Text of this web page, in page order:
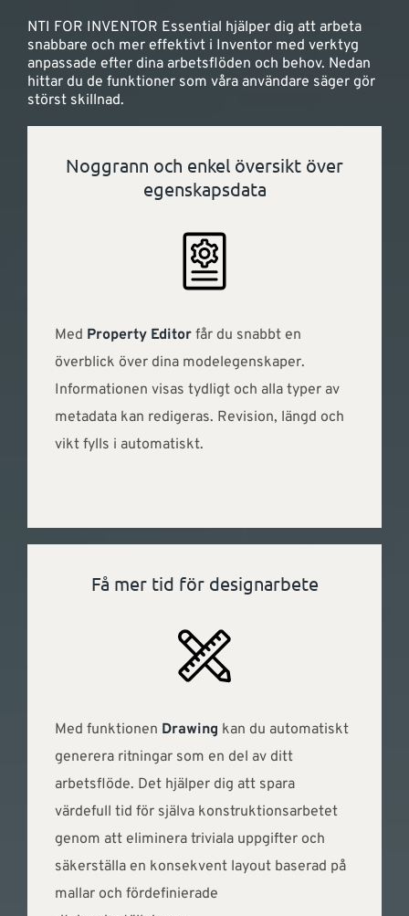
NTI FOR INVENTOR Essential hjälper dig att arbeta
snabbare och mer effektivt i Inventor med verktyg
anpassade efter dina arbetsflöden och behov. Nedan
hittar du de funktioner som våra användare säger gör
störst skillnad.
Noggrann och enkel översikt över
egenskapsdata
Med Property Editor får du snabbt en
överblick över dina modelegenskaper.
Informationen visas tydligt och alla typer av
metadata kan redigeras. Revision, längd och
vikt fylls i automatiskt.
Få mer tid för designarbete
Med funktionen Drawing kan du automatiskt
generera ritningar som en del av ditt
arbetsflöde. Det hjälper dig att spara
värdefull tid för själva konstruktionsarbetet
genom att eliminera triviala uppgifter och
säkerställa en konsekvent layout baserad på
mallar och fördefinierade